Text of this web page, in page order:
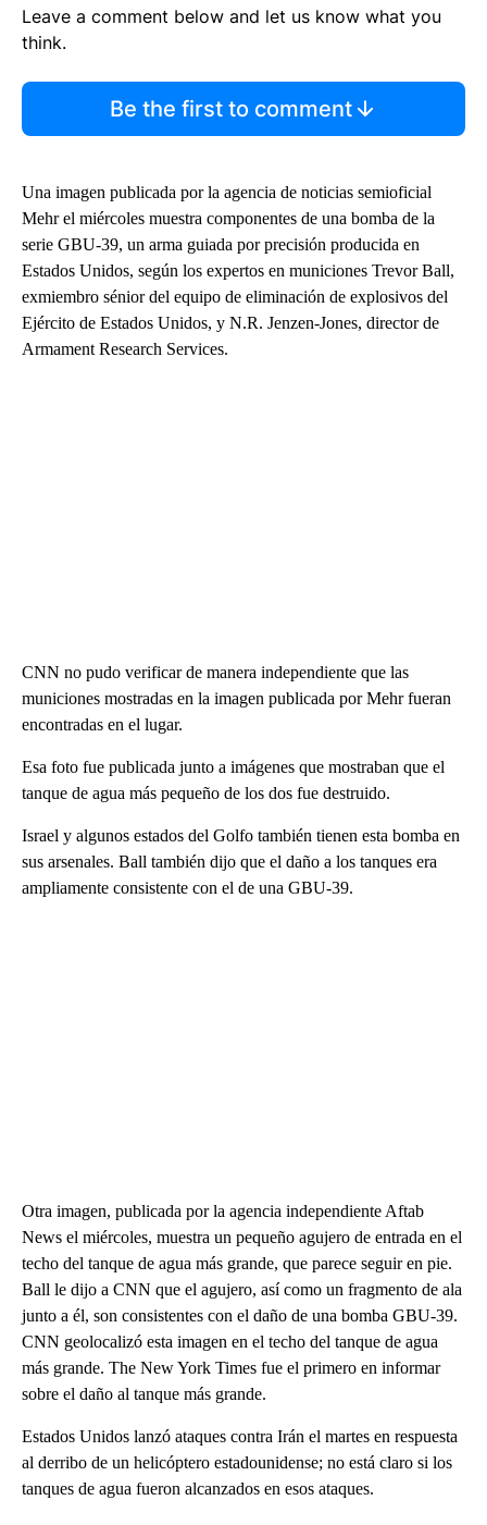
Leave a comment below and let us know what you
think.
Be the first to comment
Una imagen publicada por la agencia de noticias semioficial
Mehr el miércoles muestra componentes de una bomba de la
serie GBU-39, un arma guiada por precisión producida en
Estados Unidos, según los expertos en municiones Trevor Ball,
exmiembro sénior del equipo de eliminación de explosivos del
Ejército de Estados Unidos, y N.R. Jenzen-Jones, director de
Armament Research Services.
CNN no pudo verificar de manera independiente que las
municiones mostradas en la imagen publicada por Mehr fueran
encontradas en el lugar.
Esa foto fue publicada junto a imágenes que mostraban que el
tanque de agua más pequeño de los dos fue destruido.
Israel y algunos estados del Golfo también tienen esta bomba en
sus arsenales. Ball también dijo que el daño a los tanques era
ampliamente consistente con el de una GBU-39.
Otra imagen, publicada por la agencia independiente Aftab
News el miércoles, muestra un pequeño agujero de entrada en el
techo del tanque de agua más grande, que parece seguir en pie.
Ball le dijo a CNN que el agujero, así como un fragmento de ala
junto a él, son consistentes con el daño de una bomba GBU-39.
CNN geolocalizó esta imagen en el techo del tanque de agua
más grande. The New York Times fue el primero en informar
sobre el daño al tanque más grande.
Estados Unidos lanzó ataques contra Irán el martes en respuesta
al derribo de un helicóptero estadounidense; no está claro si los
tanques de agua fueron alcanzados en esos ataques.